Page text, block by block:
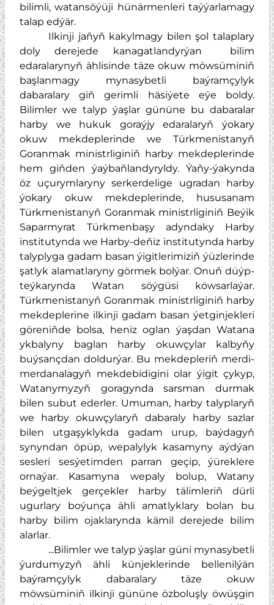
bilimli, watansöýüji hünärmenleri taýýarlamagy
talap edýär.
Ilkinji jaňyň kakylmagy bilen şol talaplary
doly derejede kanagatlandyrýan bilim
edaralarynyň ählisinde täze okuw möwsüminiň
başlanmagy mynasybetli baýramçylyk
dabaralary giň gerimli häsiýete eýe boldy.
Bilimler we talyp ýaşlar gününe bu dabaralar
harby we hukuk goraýjy edaralaryň ýokary
okuw mekdeplerinde we Türkmenistanyň
Goranmak ministrliginiň harby mekdeplerinde
hem giňden ýaýbaňlandyryldy. Ýaňy-ýakynda
öz uçurymlaryny serkerdelige ugradan harby
ýokary okuw mekdeplerinde, hususanam
Türkmenistanyň Goranmak ministrliginiň Beýik
Saparmyrat Türkmenbaşy adyndaky Harby
institutynda we Harby-deňiz institutynda harby
talyplyga gadam basan ýigitlerimiziň ýüzlerinde
şatlyk alamatlaryny görmek bolýar. Onuň düýp-
teýkarynda Watan söýgüsi köwsarlaýar.
Türkmenistanyň Goranmak ministrliginiň harby
mekdeplerine ilkinji gadam basan ýetginjekleri
göreniňde bolsa, heniz oglan ýaşdan Watana
ykbalyny baglan harby okuwçylar kalbyňy
buýsançdan doldurýar. Bu mekdepleriň merdi-
merdanalagyň mekdebidigini olar ýigit çykyp,
Watanymyzyň goragynda sarsman durmak
bilen subut ederler. Umuman, harby talyplaryň
we harby okuwçylaryň dabaraly harby sazlar
bilen utgaşyklykda gadam urup, baýdagyň
synyndan öpüp, wepalylyk kasamyny aýdýan
sesleri sesýetimden parran geçip, ýüreklere
ornaýar. Kasamyna wepaly bolup, Watany
beýgeltjek gerçekler harby tälimleriň dürli
ugurlary boýunça ähli amatlyklary bolan bu
harby bilim ojaklarynda kämil derejede bilim
alarlar.
...Bilimler we talyp ýaşlar güni mynasybetli
ýurdumyzyň ähli künjeklerinde bellenilýän
baýramçylyk dabaralary täze okuw
möwsüminiň ilkinji gününe özboluşly öwüşgin